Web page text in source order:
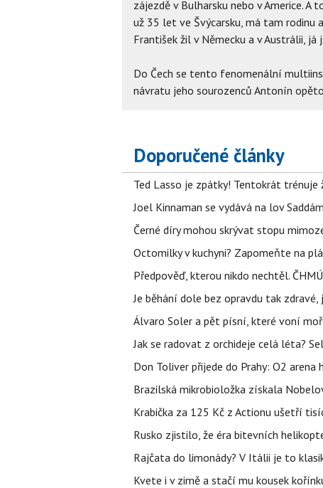
zájezdě v Bulharsku nebo v Americe.
už 35 let ve Švýcarsku, má tam rodinu
František žil v Německu a v Austrálii,
Do Čech se tento fenomenální
návratu jeho sourozenců Antonín
Doporučené články
Ted Lasso je zpátky! Tentokrát trénuje
Joel Kinnaman se vydává na lov
Černé díry mohou skrývat stopu
Octomilky v kuchyni? Zapomeňte na
Předpověď, kterou nikdo nechtěl.
Je běhání dole bez opravdu tak zdravé,
Álvaro Soler a pět písní, které voní
Jak se radovat z orchideje celá léta?
Don Toliver přijede do Prahy: O2
Brazilská mikrobioložka získala
Krabička za 125 Kč z Actionu ušetří
Rusko zjistilo, že éra bitevních
Rajčata do limonády? V Itálii je to
Kvete i v zimě a stačí mu kousek